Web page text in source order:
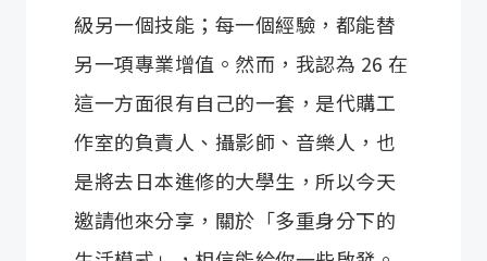
級另一個技能；每一個經驗，都能替
另一項專業增值。然而，我認為 26 在
這一方面很有自己的一套，是代購工
作室的負責人、攝影師、音樂人，也
是將去日本進修的大學生，所以今天
邀請他來分享，關於「多重身分下的